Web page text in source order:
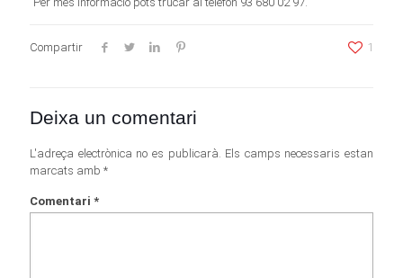
Compartir 1
Deixa un comentari
L'adreça electrònica no es publicarà. Els camps necessaris estan
marcats amb *
Comentari *